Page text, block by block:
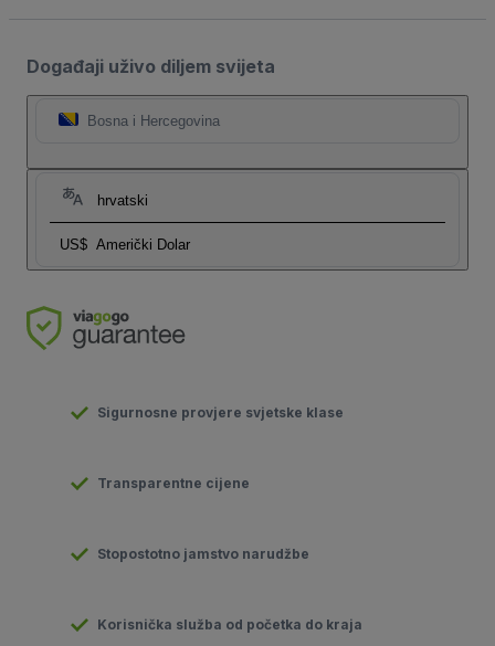
Događaji uživo diljem svijeta
Bosna i Hercegovina
hrvatski
US$ Američki Dolar
Sigurnosne provjere svjetske klase
Transparentne cijene
Stopostotno jamstvo narudžbe
Korisnička služba od početka do kraja